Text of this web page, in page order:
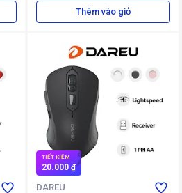
Thêm vào giỏ
TIẾT KIỆM
20.000 ₫
DAREU